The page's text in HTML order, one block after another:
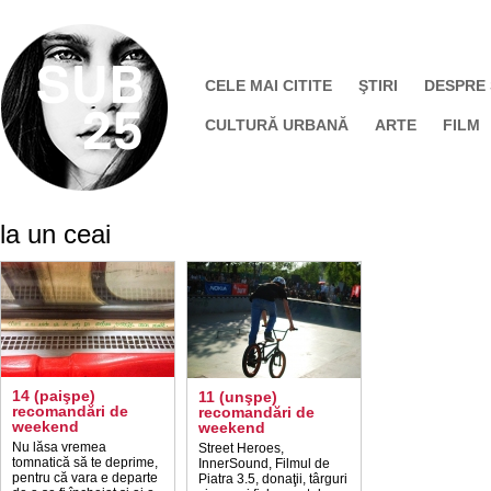
CELE MAI CITITE ŞTIRI DESPRE
CULTURĂ URBANĂ ARTE FILM
la un ceai
14 (paişpe)
recomandări de
weekend
Nu lăsa vremea
tomnatică să te deprime,
pentru că vara e departe
11 (unşpe)
recomandări de
weekend
Street Heroes,
InnerSound, Filmul de
Piatra 3.5, donaţii, târguri